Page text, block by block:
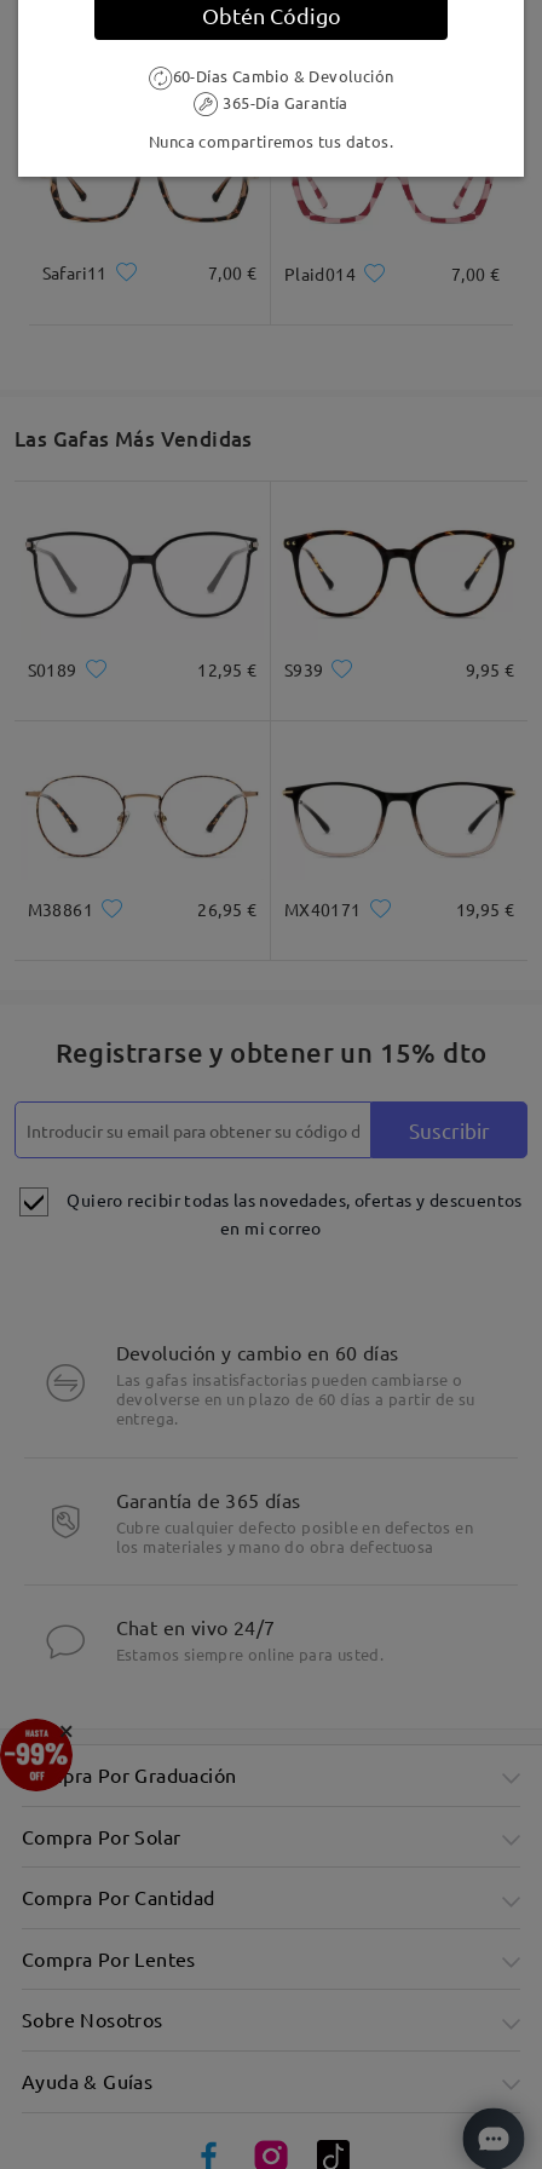
graduadas, y creo que para mi tipo de cara quedan
Carolina VitoriaonMay 20 , 2026
comentarios
Deje su comentario
AC49995 24,95 € F907 17,00 €
Safari11 7,00 € Plaid014 7,00 €
Las Gafas Más Vendidas
S0189 12,95 € S939 9,95 €
M38861 26,95 € MX40171 19,95 €
Registrarse y obtener un 15% dto
Suscribir
Quiero recibir todas las novedades, ofertas y descuentos
en mi correo
Devolución y cambio en 60 días
Las gafas insatisfactorias pueden cambiarse o
devolverse en un plazo de 60 días a partir de su
entrega.
Garantía de 365 días
Cubre cualquier defecto posible en defectos en
los materiales y mano do obra defectuosa
Chat en vivo 24/7
Estamos siempre online para usted.
Compra Por Graduación
Compra Por Solar
Compra Por Cantidad
Compra Por Lentes
Sobre Nosotros
Ayuda & Guías
×
Obtén Código
60-Días Cambio & Devolución
365-Día Garantía
Nunca compartiremos tus datos.